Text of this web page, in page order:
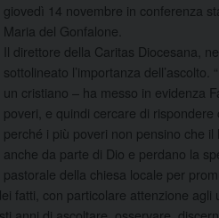
giovedì 14 novembre in conferenza
Maria del Gonfalone.
Il direttore della Caritas Diocesana,
sottolineato l’importanza
un cristiano – ha messo in evidenza
poveri, e quindi cercare di
perché i più poveri non pensino che
anche da parte di Dio e perdano la
pastorale della chiesa locale per
fatti, con particolare attenzione agli